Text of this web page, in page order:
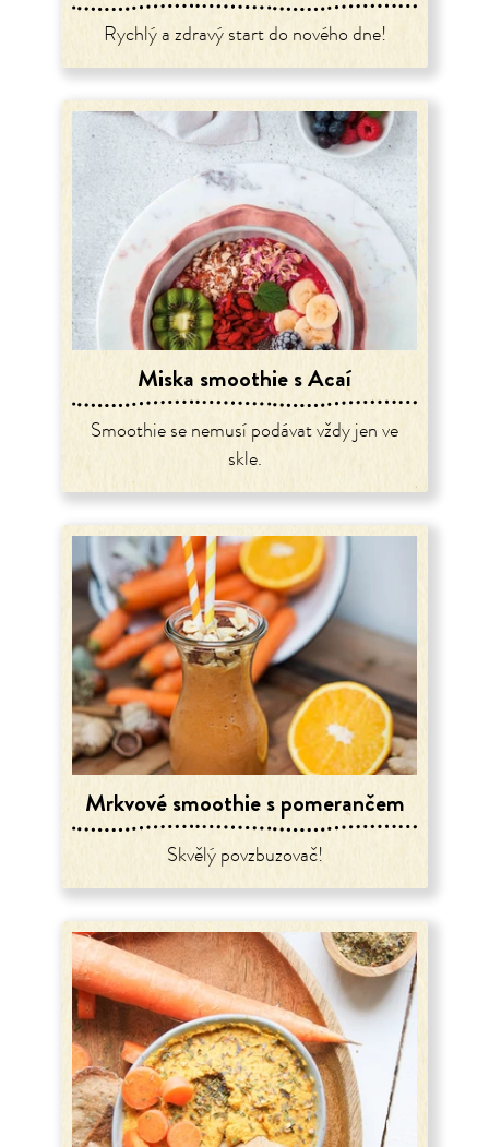
Rychlý a zdravý start do nového dne!
Miska smoothie s Acaí
Smoothie se nemusí podávat vždy jen ve
skle.
Mrkvové smoothie s pomerančem
Skvělý povzbuzovač!